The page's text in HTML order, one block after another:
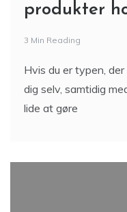
produkter
3 Min Reading
Hvis du er typen,
dig selv, samtidig
lide at gøre